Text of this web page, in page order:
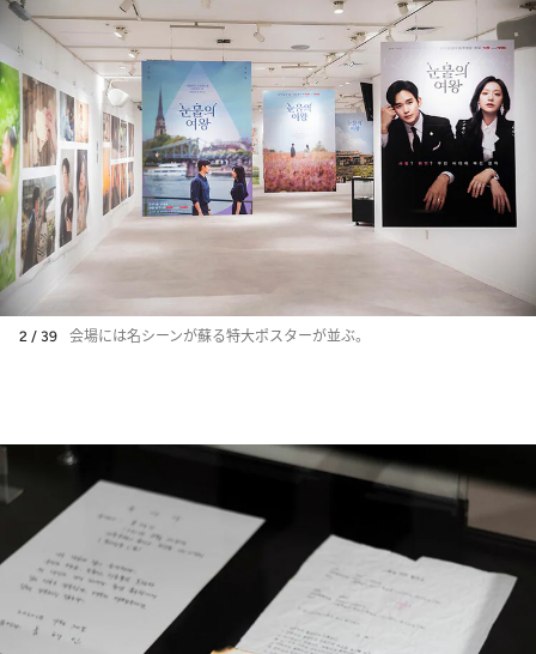
2 / 39 会場には名シーンが蘇る特大ポスターが並ぶ。